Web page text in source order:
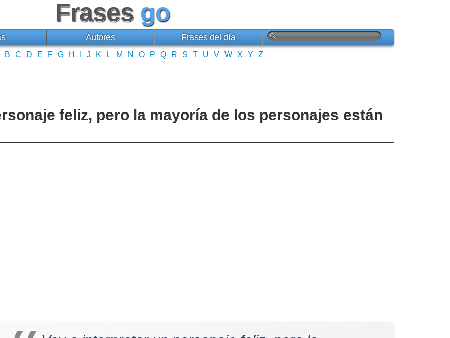
Frases go
Autores Frases del día
B C D E F G H J K L M N O P Q R S T U V W X Y Z
feliz, pero la mayoría de los personajes están